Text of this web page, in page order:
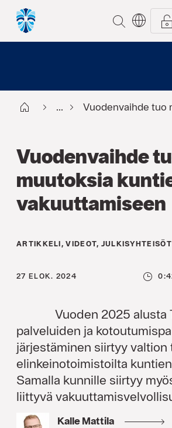
ETSI
Start FI ... Vuodenvaihde tuo
Vuodenvaihde
muutoksia
vakuuttamiseen
ARTIKKELI,VIDEOT, JULKISYHTEISÖT
27 ELOK. 2024
Vuoden 2025 alusta
palveluiden ja
järjestäminen siirtyy valtion
elinkeino­toimistoilta
Samalla kunnille siirtyy
liittyvä
Kalle Mattila